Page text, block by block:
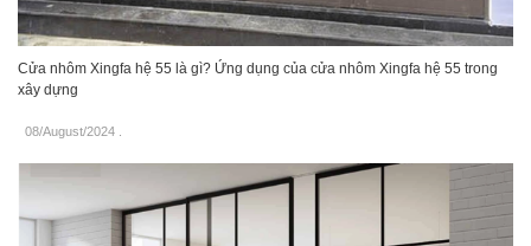
Cửa nhôm Xingfa hệ 55 là gì? Ứng dụng của cửa nhôm Xingfa hệ 55 trong
xây dựng
08/August/2024